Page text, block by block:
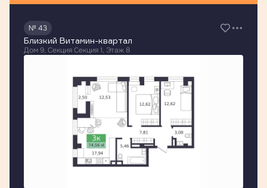
№ 43
Близкий Витамин-квартал
Дом 9, Секция Секция 1, Этаж 8